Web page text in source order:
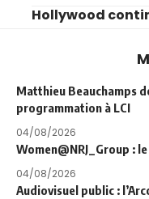
Hollywood
Matthieu Beauchamps
programmation à LCI
04/08/2026
Women@NRJ_Group :
04/08/2026
Audiovisuel public :